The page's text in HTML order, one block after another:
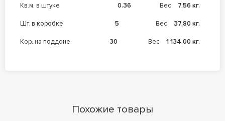
кв.м. в штуке 0.36 Вес 7,56 кг.
шт. в коробке 5 Вес 37,80 кг.
кор. на поддоне 30 Вес 1 134,00 кг.
Похожие товары